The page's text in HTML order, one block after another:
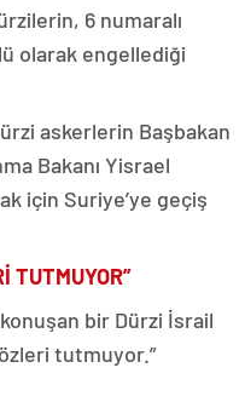
6 numaralı
olarak engellediği
askerlerin Başbakan
Bakanı Yisrael
için Suriye’ye geçiş
TUTMUYOR”
bir Dürzi İsrail
tutmuyor.”